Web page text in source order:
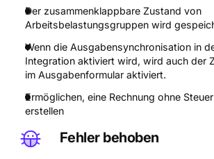
Der zusammenklappbare Zustand von
Arbeitsbelastungsgruppen wird
Wenn die Ausgabensynchronisation in
Integration aktiviert wird, wird auch der
im Ausgabenformular aktiviert.
Ermöglichen, eine Rechnung ohne
erstellen
Fehler behoben